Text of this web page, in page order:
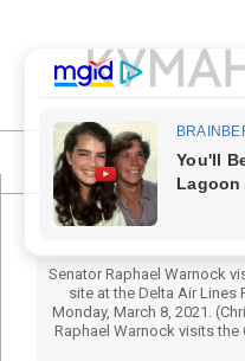
content
МУАБЕТИ
Primary
Navigation
Senator Raphael Warnock
site at the Delta Air Lines
Monday, March 8, 2021.
Raphael Warnock visits the